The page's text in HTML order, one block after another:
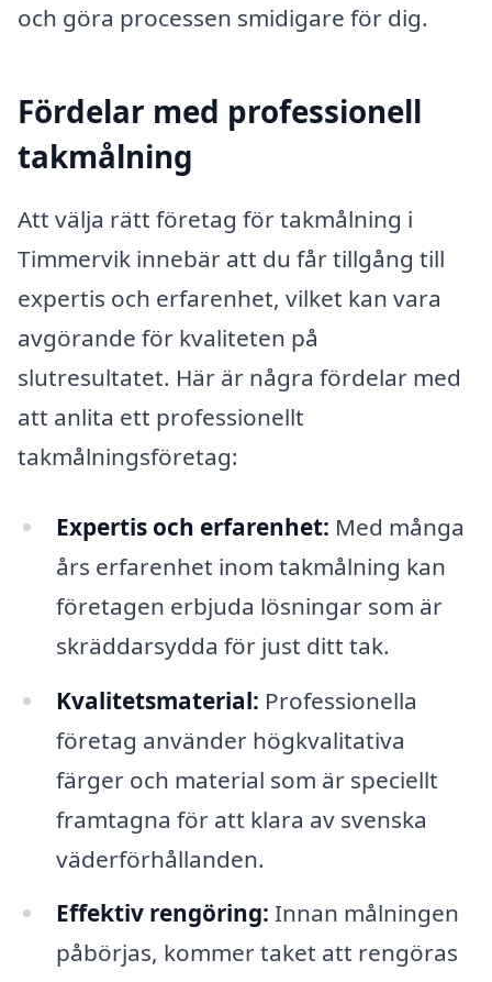
och göra processen smidigare för dig.
Fördelar med professionell
takmålning
Att välja rätt företag för takmålning i
Timmervik innebär att du får tillgång till
expertis och erfarenhet, vilket kan vara
avgörande för kvaliteten på
slutresultatet. Här är några fördelar med
att anlita ett professionellt
takmålningsföretag:
Expertis och erfarenhet: Med många
års erfarenhet inom takmålning kan
företagen erbjuda lösningar som är
skräddarsydda för just ditt tak.
Kvalitetsmaterial: Professionella
företag använder högkvalitativa
färger och material som är speciellt
framtagna för att klara av svenska
väderförhållanden.
Effektiv rengöring: Innan målningen
påbörjas, kommer taket att rengöras